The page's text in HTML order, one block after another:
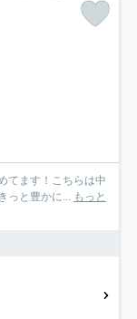
てます！こちらは中
っと豊かに... もっと